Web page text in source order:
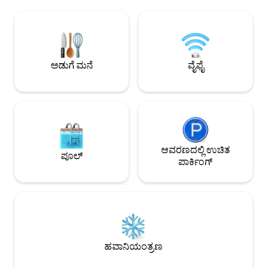
ಟೆರೇಸ್‌ಗಳು, ಒಂದು ಹೊರಾಂಗಣ ಊಟಕ್ಕೆ ಮತ್ತು
ವಿಶ್ರಾಂತಿ ಪ್ರದೇಶವನ್ನು ಹೊಂದಿದೆ ಅಂಗಡಿಗಳು,
ರೆಸ್ಟೋರೆಂಟ್‌ಗಳು ಮತ್ತು ಬಾರ್‌ಗಳನ್ನು ಹೊಂದಿರುವ
ಸಮುದ್ರ ಮತ್ತು ಪಟ್ಟಣ ಕೇಂದ್ರದಿಂದ ಕೇವಲ 200
ಒಳಗೊಂಡಿದೆ. ಹೆಚ್ಚುವರಿ ಸೇವೆ: ವಿನಂತಿಯ ಮೇರೆಗೆ
ವಿಶ್ರಾಂತಿಯ ಸನ್‌ಸೆಟ್
ಮತ್ತು ಲಭ್ಯತೆಗೆ
ಅಡುಗೆ ಮನೆ ವೈಫೈ
ಪೂಲ್
ಆವರಣದಲ್ಲಿ ಉಚಿತ
ಪಾರ್ಕಿಂಗ್
ಹವಾನಿಯಂತ್ರಣ